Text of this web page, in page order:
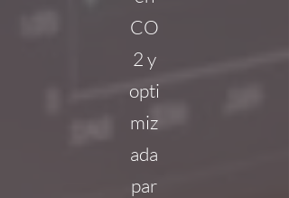
CO
2 y
opti
miz
ada
par